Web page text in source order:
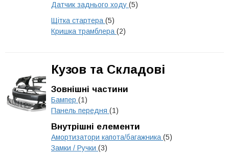
Датчик заднього ходу (5)
Щітка стартера (5)
Кришка трамблера (2)
Кузов та Складові
Зовнішні частини
Бампер (1)
Панель передня (1)
Внутрішні елементи
Амортизатори капота/багажника (5)
Замки / Ручки (3)